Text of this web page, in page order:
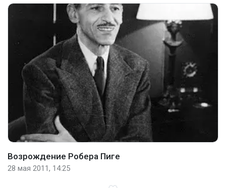
Возрождение Робера Пиге
28 мая 2011, 14:25